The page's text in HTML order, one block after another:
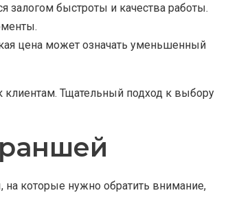
залогом быстроты и качества работы.
цена может означать уменьшенный
клиентам. Тщательный подход к выбору
которые нужно обратить внимание,